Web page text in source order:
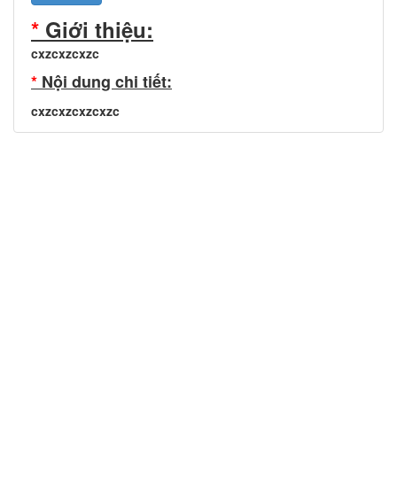
* Giới thiệu:
cxzcxzcxzc
* Nội dung chi tiết:
cxzcxzcxzcxzc